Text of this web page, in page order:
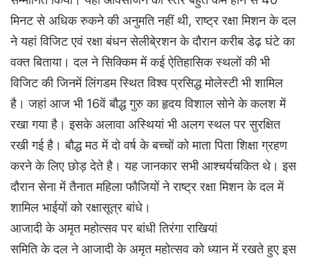
मिनट से अधिक रुकने की अनुमति नहीं थी, राष्ट्र रक्षा मिशन के दल
ने यहां विजिट एवं रक्षा बंधन सेलीबे्रशन के दौरान करीब डेढ़ घंटे का
वक्त बिताया। दल ने सिक्किम में कई ऐतिहासिक स्थलों की भी
विजिट की जिनमें लिंगडम स्थित विश्व प्रसिद्ध मोलेस्टी भी शामिल
है। जहां आज भी 16वें बौद्ध गुरु का हृदय विशाल सोने के कलश में
रखा गया है। इसके अलावा अस्थियां भी अलग स्थल पर सुरक्षित
रखी गई है। बौद्ध मठ में दो वर्ष के बच्चों को माता पिता शिक्षा ग्रहण
करने के लिए छोड़ देते है। यह जानकार सभी आश्चर्यचकित थे। इस
दौरान सेना में तैनात महिला फौजियों ने राष्ट्र रक्षा मिशन के दल में
शामिल भाईयों को रक्षासूत्र बांधे।
आजादी के अमृत महोत्सव पर बांधी तिरंगा राखियां
समिति के दल ने आजादी के अमृत महोत्सव को ध्यान में रखते हुए इस